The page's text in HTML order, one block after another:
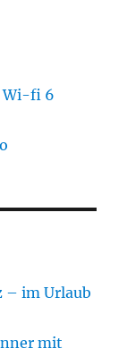
Wi-fi 6
– im Urlaub
mit